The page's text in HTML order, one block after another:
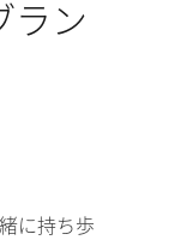
ラン
に持ち歩